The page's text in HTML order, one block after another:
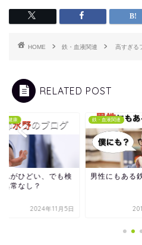
HOME 鉄・血液関連 高すぎる
RELATED POST
の健康
れがひどい、でも検
異常なし？
2024年11月5日
鉄・血液関連
男性にもある